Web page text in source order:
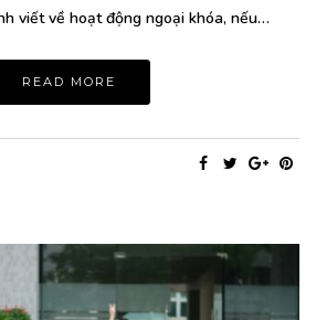
viết về hoạt động ngoại khóa, nếu…
READ MORE